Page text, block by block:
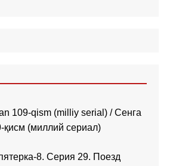
109-qism (milliy serial) / Сенга
қисм (миллий сериал)
8. Серия 29. Поезд